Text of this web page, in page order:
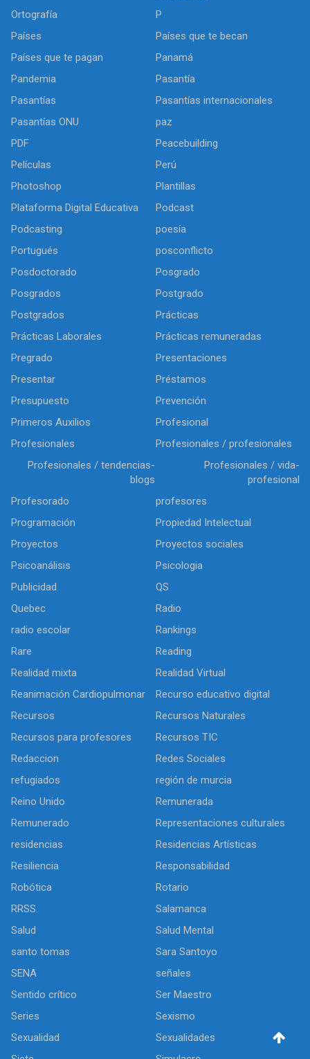
Ortografía
P
Países
Países que te becan
Países que te pagan
Panamá
Pandemia
Pasantía
Pasantías
Pasantías internacionales
Pasantías ONU
paz
PDF
Peacebuilding
Películas
Perú
Photoshop
Plantillas
Plataforma Digital Educativa
Podcast
Podcasting
poesía
Portugués
posconflicto
Posdoctorado
Posgrado
Posgrados
Postgrado
Postgrados
Prácticas
Prácticas Laborales
Prácticas remuneradas
Pregrado
Presentaciones
Presentar
Préstamos
Presupuesto
Prevención
Primeros Auxilios
Profesional
Profesionales
Profesionales / profesionales
Profesionales / tendencias-
blogs
Profesionales / vida-
profesional
Profesorado
profesores
Programación
Propiedad Intelectual
Proyectos
Proyectos sociales
Psicoanálisis
Psicologia
Publicidad
QS
Quebec
Radio
radio escolar
Rankings
Rare
Reading
Realidad mixta
Realidad Virtual
Reanimación Cardiopulmonar
Recurso educativo digital
Recursos
Recursos Naturales
Recursos para profesores
Recursos TIC
Redaccion
Redes Sociales
refugiados
región de murcia
Reino Unido
Remunerada
Remunerado
Representaciones culturales
residencias
Residencias Artísticas
Resiliencia
Responsabilidad
Robótica
Rotario
RRSS.
Salamanca
Salud
Salud Mental
santo tomas
Sara Santoyo
SENA
señales
Sentido crítico
Ser Maestro
Series
Sexismo
Sexualidad
Sexualidades